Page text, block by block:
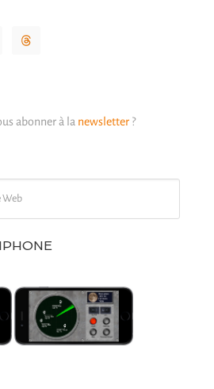
abonner à la newsletter?